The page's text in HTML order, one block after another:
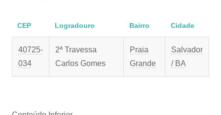
CEP Logradouro Bairro Cidade
40725-
034
2ª Travessa
Carlos Gomes
Praia
Grande
Salvador
/ BA